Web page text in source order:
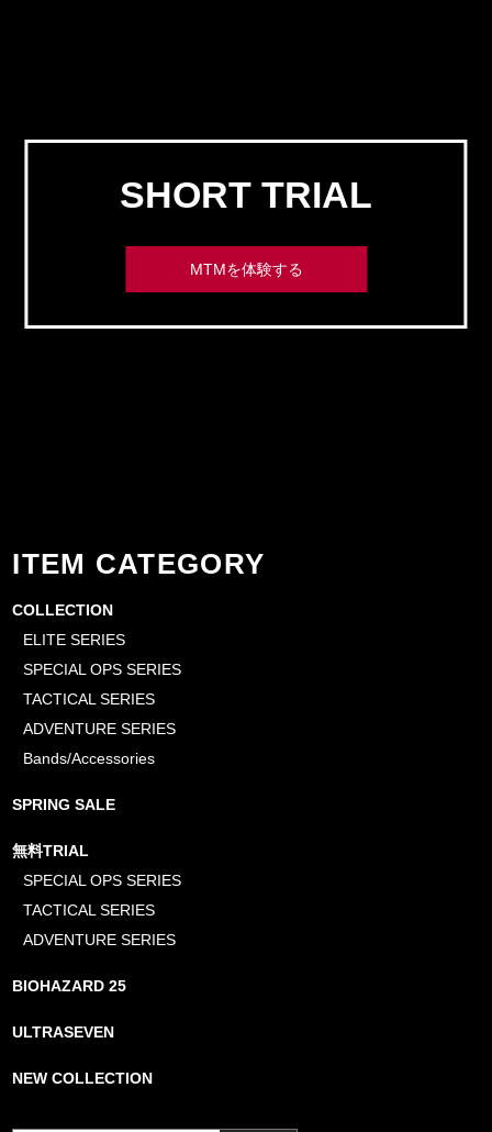
SHORT TRIAL
MTMを体験する
ITEM CATEGORY
COLLECTION
ELITE SERIES
SPECIAL OPS SERIES
TACTICAL SERIES
ADVENTURE SERIES
Bands/Accessories
SPRING SALE
無料TRIAL
SPECIAL OPS SERIES
TACTICAL SERIES
ADVENTURE SERIES
BIOHAZARD 25
ULTRASEVEN
NEW COLLECTION